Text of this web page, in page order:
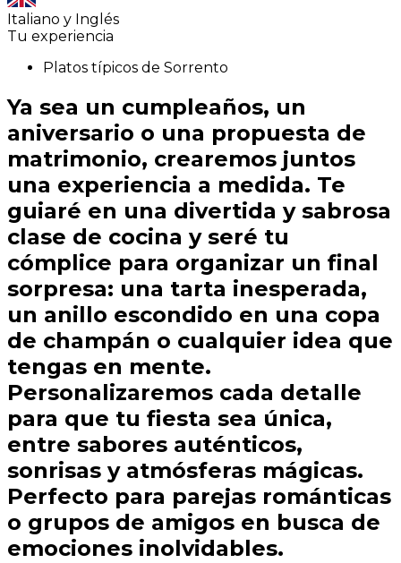
Italiano y Inglés
Tu experiencia
Platos típicos de Sorrento
Ya sea un cumpleaños, un
aniversario o una propuesta de
matrimonio, crearemos juntos
una experiencia a medida. Te
guiaré en una divertida y sabrosa
clase de cocina y seré tu
cómplice para organizar un final
sorpresa: una tarta inesperada,
un anillo escondido en una copa
de champán o cualquier idea que
tengas en mente.
Personalizaremos cada detalle
para que tu fiesta sea única,
entre sabores auténticos,
sonrisas y atmósferas mágicas.
Perfecto para parejas románticas
o grupos de amigos en busca de
emociones inolvidables.